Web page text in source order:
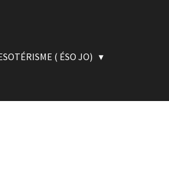
( ÉSO JO)